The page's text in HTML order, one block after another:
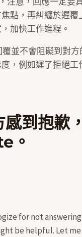
點，再糾纏於遲
加快工作進程。
並不會阻礙到對
，例如遲了拒絕
到抱歉
。
for not
be helpful. Let